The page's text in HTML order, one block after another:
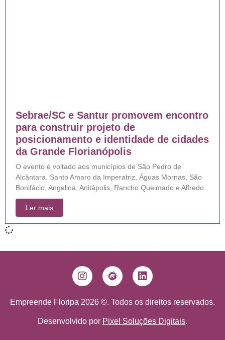
Sebrae/SC e Santur promovem encontro
para construir projeto de
posicionamento e identidade de cidades
da Grande Florianópolis
O evento é voltado aos municípios de São Pedro de
Alcântara, Santo Amaro da Imperatriz, Águas Mornas, São
Bonifácio, Angelina, Anitápolis, Rancho Queimado e Alfredo
Ler mais
Empreende Floripa 2026 ©. Todos os direitos reservados.
Desenvolvido por Pixel Soluções Digitais.